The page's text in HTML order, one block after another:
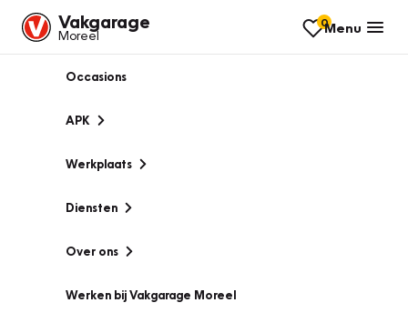
Vakgarage
Moreel
0Menu
Occasions
APK
Werkplaats
Diensten
Over ons
Werken bij Vakgarage Moreel